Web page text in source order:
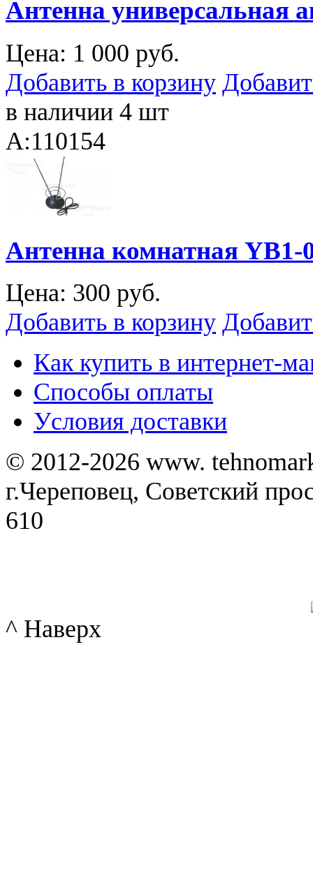
Антенна универсальная
Цена: 1 000 руб.
Добавить в корзину
в наличии 4 шт
A:110154
Антенна комнатная YB1-
Цена: 300 руб.
Добавить в корзину
Как купить в интернет-
Способы оплаты
Уcловия доставки
© 2012-2026 www.
г.Череповец, Советский
610
^ Наверх